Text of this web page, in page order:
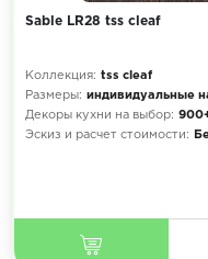
Sable LR28 tss cleaf
Коллекция: tss cleaf
Размеры: индивидуальные
Декоры кухни на выбор:
Эскиз и расчет стоимости: